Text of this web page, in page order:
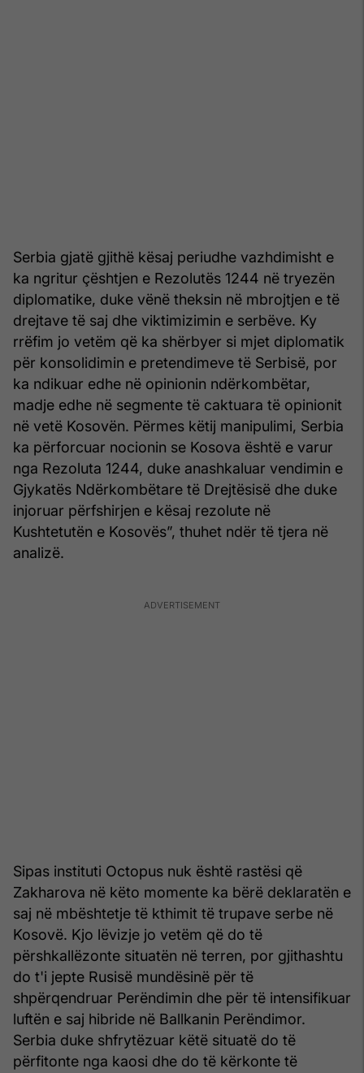
Serbia gjatë gjithë kësaj periudhe vazhdimisht e
ka ngritur çështjen e Rezolutës 1244 në tryezën
diplomatike, duke vënë theksin në mbrojtjen e të
drejtave të saj dhe viktimizimin e serbëve. Ky
rrëfim jo vetëm që ka shërbyer si mjet diplomatik
për konsolidimin e pretendimeve të Serbisë, por
ka ndikuar edhe në opinionin ndërkombëtar,
madje edhe në segmente të caktuara të opinionit
në vetë Kosovën. Përmes këtij manipulimi, Serbia
ka përforcuar nocionin se Kosova është e varur
nga Rezoluta 1244, duke anashkaluar vendimin e
Gjykatës Ndërkombëtare të Drejtësisë dhe duke
injoruar përfshirjen e kësaj rezolute në
Kushtetutën e Kosovës”, thuhet ndër të tjera në
analizë.
Sipas instituti Octopus nuk është rastësi që
Zakharova në këto momente ka bërë deklaratën e
saj në mbështetje të kthimit të trupave serbe në
Kosovë. Kjo lëvizje jo vetëm që do të
përshkallëzonte situatën në terren, por gjithashtu
do t'i jepte Rusisë mundësinë për të
shpërqendruar Perëndimin dhe për të intensifikuar
luftën e saj hibride në Ballkanin Perëndimor.
Serbia duke shfrytëzuar këtë situatë do të
përfitonte nga kaosi dhe do të kërkonte të